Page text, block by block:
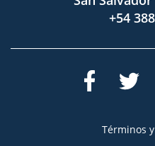
+54
Términos